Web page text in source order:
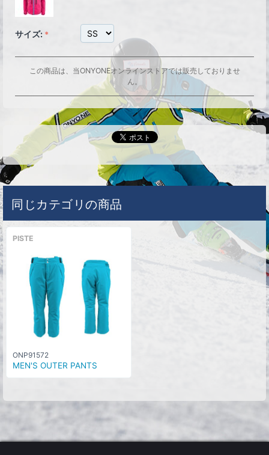
サイズ:
この商品は、当ONYONEオンラインストアでは販売しておりませ
ん。
同じカテゴリの商品
PISTE
ONP91572
MEN'S OUTER PANTS